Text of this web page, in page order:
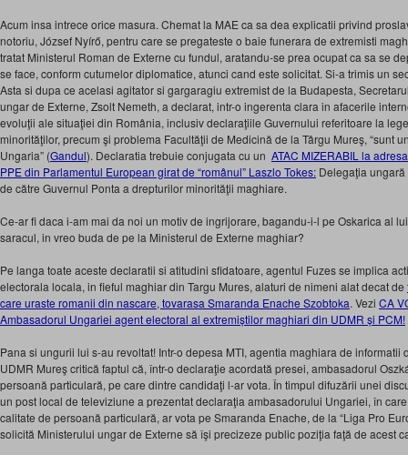
Acum insa intrece orice masura. Chemat la MAE ca sa dea explicatii privind
notoriu, József Nyírő, pentru care se pregateste o baie funerara de extremisti
tratat Ministerul Roman de Externe cu fundul, aratandu-se prea ocupat ca sa se
se face, conform cutumelor diplomatice, atunci cand este solicitat. Si-a trimis un
Asta si dupa ce acelasi agitator si gargaragiu extremist de la Budapesta,
ungar de Externe, Zsolt Nemeth, a declarat, intr-o ingerenta clara in afacerile
evoluţii ale situaţiei din România, inclusiv declaraţiile Guvernului referitoare la
minorităţilor, precum şi problema Facultăţii de Medicină de la Târgu Mureş, “sunt
Ungaria” (Gandul). Declaratia trebuie conjugata cu un ATAC MIZERABIL la
PPE din Parlamentul European girat de “românul” Laszlo Tokes: Delegaţia
de către Guvernul Ponta a drepturilor minorităţii maghiare.
Ce-ar fi daca i-am mai da noi un motiv de ingrijorare, bagandu-i-l pe Oskarica al
saracul, in vreo buda de pe la Ministerul de Externe maghiar?
Pe langa toate aceste declaratii si atitudini sfidatoare, agentul Fuzes se implica
electorala locala, in fieful maghiar din Targu Mures, alaturi de nimeni alat decat de
care uraste romanii din nascare, tovarasa Smaranda Enache Szobtoka. Vezi CA
Ambasadorul Ungariei agent electoral al extremiștilor maghiari din UDMR și PCM!
Pana si ungurii lui s-au revoltat! Intr-o depesa MTI, agentia maghiara de informatii
UDMR Mureş critică faptul că, într-o declaraţie acordată presei, ambasadorul
persoană particulară, pe care dintre candidaţi l-ar vota. În timpul difuzării unei
un post local de televiziune a prezentat declaraţia ambasadorului Ungariei, în
calitate de persoană particulară, ar vota pe Smaranda Enache, de la “Liga Pro
solicită Ministerului ungar de Externe să îşi precizeze public poziţia faţă de acest